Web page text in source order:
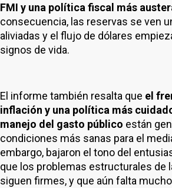
FMI y una política fiscal más
consecuencia, las reservas se ven
aliviadas y el flujo de dólares
signos de vida.
El informe también resalta que el
inflación y una política más
manejo del gasto público están
condiciones más sanas para el
embargo, bajaron el tono del
que los problemas estructurales de
siguen firmes, y que aún falta